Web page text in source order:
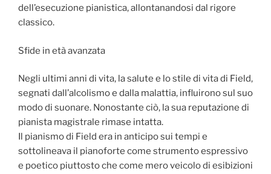
dell’esecuzione pianistica, allontanandosi dal rigore
classico.
Sfide in età avanzata
Negli ultimi anni di vita, la salute e lo stile di vita di Field,
segnati dall’alcolismo e dalla malattia, influirono sul suo
modo di suonare. Nonostante ciò, la sua reputazione di
pianista magistrale rimase intatta.
Il pianismo di Field era in anticipo sui tempi e
sottolineava il pianoforte come strumento espressivo
e poetico piuttosto che come mero veicolo di esibizioni